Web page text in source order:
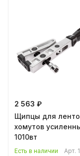
2 563 ₽
Щипцы для
хомутов
1010вт
Есть в наличии Арт.